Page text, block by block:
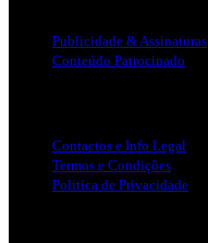
Publicidade & Assinaturas
Conteúdo Patrocinado
Contactos e Info Legal
Termos e Condições
Politica de Privacidade